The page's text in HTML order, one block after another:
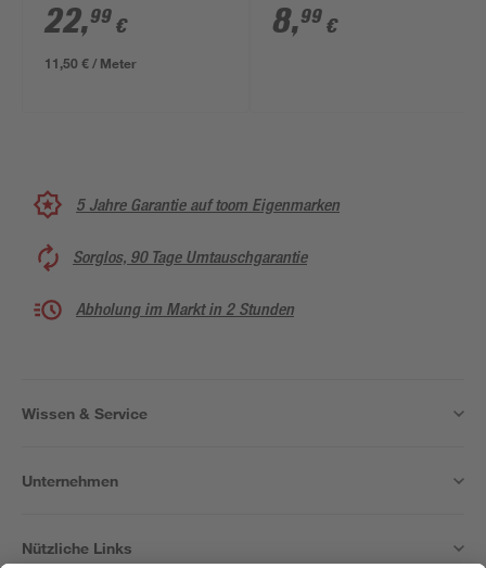
22,99 €
11,50 € / Meter
cm
8,99 €
5 Jahre Garantie auf toom Eigenmarken
Sorglos, 90 Tage Umtauschgarantie
Abholung im Markt in 2 Stunden
Wissen & Service
Unternehmen
Nützliche Links